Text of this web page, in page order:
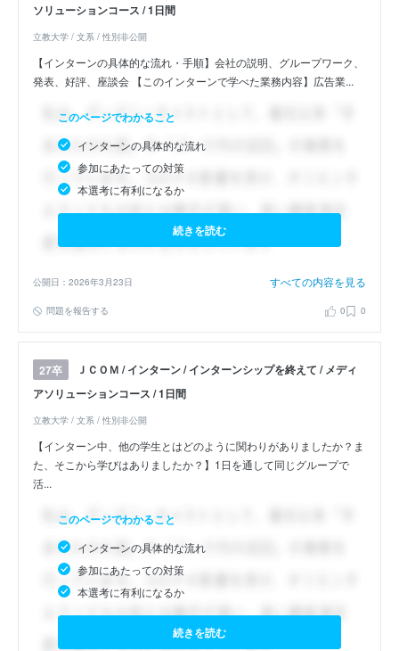
ソリューションコース / 1日間
立教大学 / 文系 / 性別非公開
【インターンの具体的な流れ・手順】会社の説明、グループワーク、
発表、好評、座談会 【このインターンで学べた業務内容】広告業...
このページでわかること
インターンの具体的な流れ
参加にあたっての対策
本選考に有利になるか
続きを読む
公開日：2026年3月23日 すべての内容を見る
問題を報告する 0 0
27卒
ＪＣＯＭ / インターン / インターンシップを終えて / メディ
アソリューションコース / 1日間
立教大学 / 文系 / 性別非公開
【インターン中、他の学生とはどのように関わりがありましたか？ま
た、そこから学びはありましたか？】1日を通して同じグループで
活...
このページでわかること
インターンの具体的な流れ
参加にあたっての対策
本選考に有利になるか
続きを読む